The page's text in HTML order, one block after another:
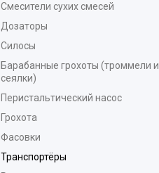
Смесители сухих смесей
Дозаторы
Силосы
Барабанные грохоты (троммели и
сеялки)
Перистальтический насос
Грохота
Фасовки
Транспортёры